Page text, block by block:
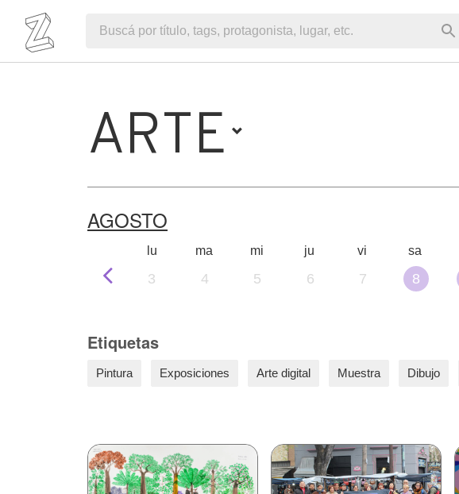
ARTE
AGOSTO
lu ma mi ju vi sa
3 4 5 6 7 8
Etiquetas
Pintura Exposiciones Arte digital Muestra Dibujo